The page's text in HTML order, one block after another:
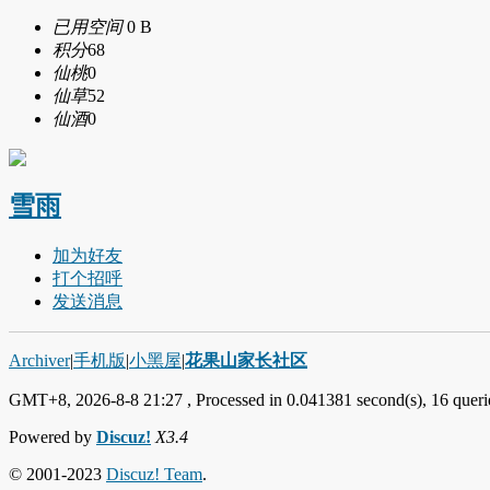
已用空间0 B
积分68
仙桃0
仙草52
仙酒0
雪雨
加为好友
打个招呼
发送消息
Archiver|手机版|小黑屋|花果山家长社区
GMT+8, 2026-8-8 21:27 , Processed in 0.041381 second(s), 16
Powered by Discuz! X3.4
© 2001-2023 Discuz! Team.